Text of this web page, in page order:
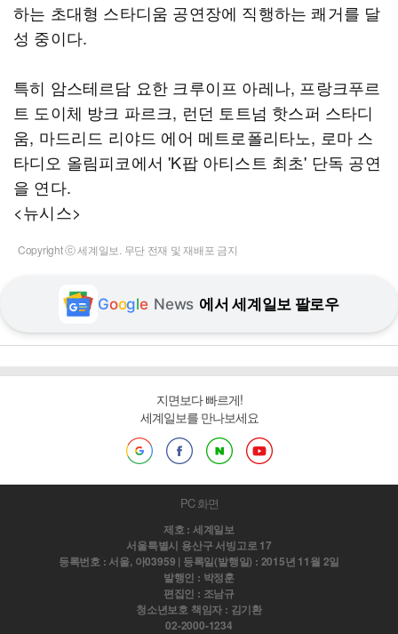
하는 초대형 스타디움 공연장에 직행하는 쾌거를 달
성 중이다.
특히 암스테르담 요한 크루이프 아레나, 프랑크푸르
트 도이체 방크 파르크, 런던 토트넘 핫스퍼 스타디
움, 마드리드 리야드 에어 메트로폴리타노, 로마 스
타디오 올림피코에서 'K팝 아티스트 최초' 단독 공연
을 연다.
<뉴시스>
Copyright ⓒ 세계일보. 무단 전재 및 재배포 금지
Google News 에서 세계일보 팔로우
지면보다 빠르게!
세계일보를 만나보세요
PC 화면
제호 : 세계일보
서울특별시 용산구 서빙고로 17
등록번호 : 서울, 아03959 | 등록일(발행일) : 2015년 11월 2일
발행인 : 박정훈
편집인 : 조남규
청소년보호 책임자 : 김기환
02-2000-1234